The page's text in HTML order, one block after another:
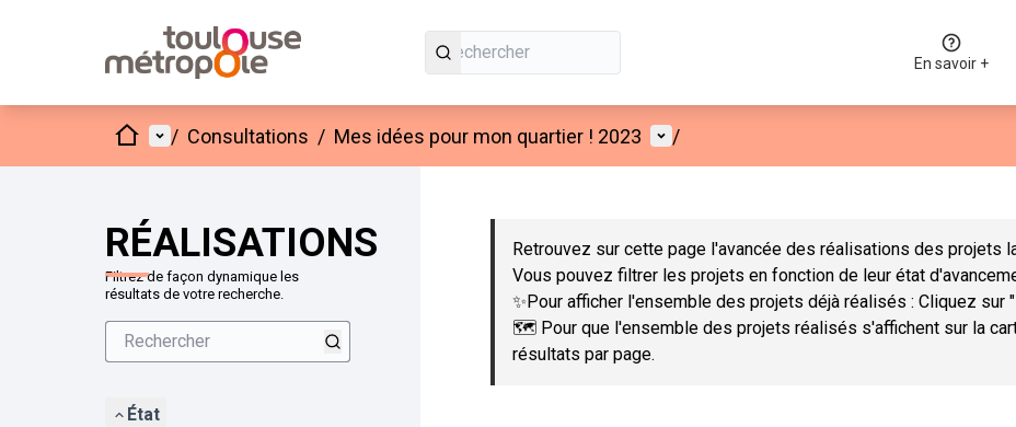
En savoir +
AccueilMenu principal
/ Consultations / Mes idées pour mon quartier ! 2023 Menu utilisateur
/
RÉALISATIONS
Filtrez de façon dynamique les
résultats de votre recherche.
État
Passer la carte
Retrouvez sur cette page l'avancée des réalisations des projets
Vous pouvez filtrer les projets en fonction de leur état
✨Pour afficher l'ensemble des projets déjà réalisés : Cliquez sur
🗺️ Pour que l'ensemble des projets réalisés s'affichent sur la
résultats par page.